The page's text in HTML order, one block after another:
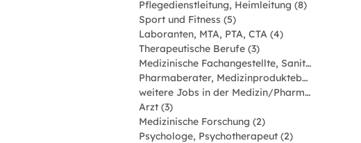
Pflegedienstleitung, Heimleitung (8)
Sport und Fitness (5)
Laboranten, MTA, PTA, CTA (4)
Therapeutische Berufe (3)
Medizinische Fachangestellte, Sanitäter (3)
Pharmaberater, Medizinprodukteberater (3)
weitere Jobs in der Medizin/Pharmabranche (3)
Arzt (3)
Medizinische Forschung (2)
Psychologe, Psychotherapeut (2)